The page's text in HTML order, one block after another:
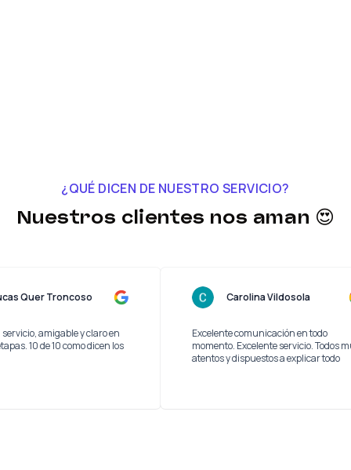
¿QUÉ DICEN DE NUESTRO SERVICIO?
Nuestros clientes nos aman 😍
buen servicio, amigable y claro en
las etapas. 10 de 10 como dicen los
Lucas Quer Troncoso
Excelente comunicación en
momento. Excelente servicio.
atentos y dispuestos a
Carolina Vildosola